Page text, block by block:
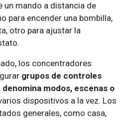
un mando a distancia de
para encender una bombilla,
otro para ajustar la
los concentradores
grupos de controles
modos, escenas o
dispositivos a la vez. Los
generales, como casa,